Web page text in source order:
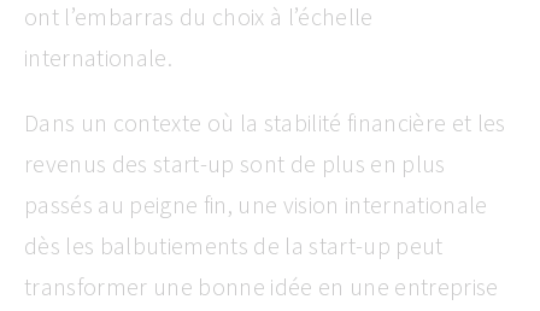
ont l’embarras du choix à l’échelle
internationale.
Dans un contexte où la stabilité financière et les
revenus des start-up sont de plus en plus
passés au peigne fin, une vision internationale
dès les balbutiements de la start-up peut
transformer une bonne idée en une entreprise